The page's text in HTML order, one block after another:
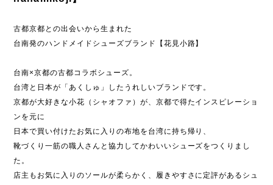
古都京都との出会いから生まれた
台南発のハンドメイドシューズブランド【花見小路】
台南×京都の古都コラボシューズ。
台湾と日本が「あくしゅ」したうれしいブランドです。
京都が大好きな小花（シャオファ）が、京都で得たインスピレーショ
ンを元に
日本で買い付けたお気に入りの布地を台湾に持ち帰り、
靴づくり一筋の職人さんと協力してかわいいシューズをつくりまし
た。
店主もお気に入りのソールが柔らかく、履きやすさに定評があるシュ